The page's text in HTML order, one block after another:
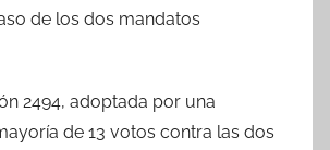
de los dos mandatos
2494, adoptada por una
de 13 votos contra las dos